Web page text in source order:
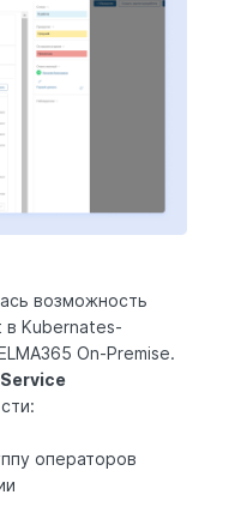
возможность
в Kubernates-
On-Premise.
операторов